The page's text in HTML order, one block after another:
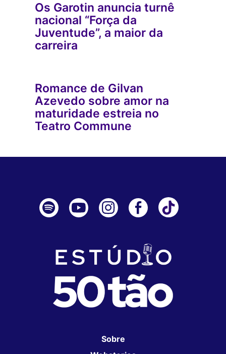
Os Garotin anuncia turnê
nacional “Força da
Juventude”, a maior da
carreira
Romance de Gilvan
Azevedo sobre amor na
maturidade estreia no
Teatro Commune
Sobre